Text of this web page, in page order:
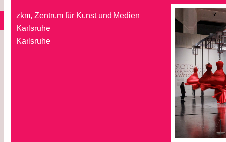
zkm, Zentrum für Kunst und Medien
Karlsruhe
Karlsruhe